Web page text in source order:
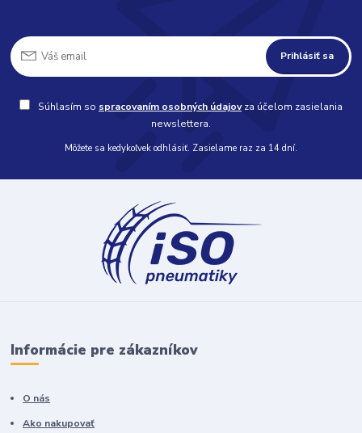
Prihlásiť sa
Súhlasím so spracovaním osobných údajovza účelom zasielania
newslettera.
Môžete sa kedykoľvek odhlásiť. Zasielame raz za 14 dní.
Informácie pre zákazníkov
O nás
Ako nakupovať